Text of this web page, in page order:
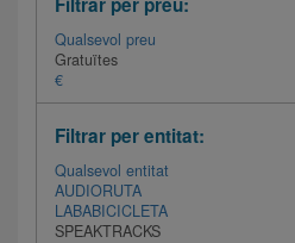
Qualsevol preu
Gratuïtes
€
Filtrar per entitat:
Qualsevol entitat
AUDIORUTA
LABABICICLETA
SPEAKTRACKS